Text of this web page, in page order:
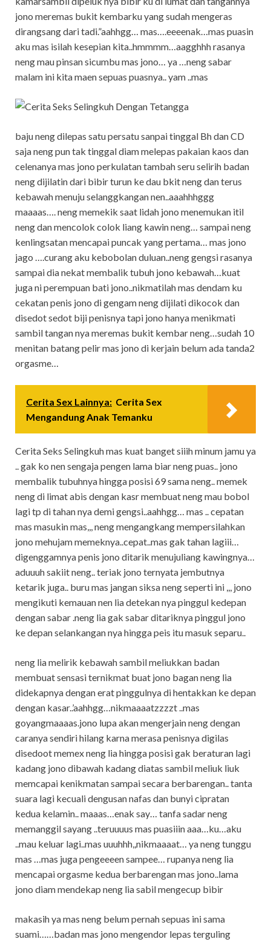
jono meremas bukit kembarku yang sudah mengeras
dirangsang dari tadi.”aahhgg… mas….eeeenak…mas puasin
aku mas isilah kesepian kita..hmmmm…aagghhh rasanya
neng mau pinsan sicumbu mas jono… ya …neng sabar
malam ini kita maen sepuas puasnya.. yam ..mas
baju neng dilepas satu persatu sanpai tinggal Bh dan CD
saja neng pun tak tinggal diam melepas pakaian kaos dan
celenanya mas jono perkulatan tambah seru selirih badan
neng dijilatin dari bibir turun ke dau bkit neng dan terus
kebawah menuju selanggkangan nen..aaahhhggg
maaaas…. neng memekik saat lidah jono menemukan itil
neng dan mencolok colok liang kawin neng… sampai neng
kenlingsatan mencapai puncak yang pertama… mas jono
jago ….curang aku kebobolan duluan..neng gengsi rasanya
sampai dia nekat membalik tubuh jono kebawah…kuat
juga ni perempuan bati jono..nikmatilah mas dendam ku
cekatan penis jono di gengam neng dijilati dikocok dan
disedot sedot biji penisnya tapi jono hanya menikmati
sambil tangan nya meremas bukit kembar neng…sudah 10
menitan batang pelir mas jono di kerjain belum ada tanda2
orgasme…
Cerita Sex Lainnya: Cerita Sex
Mengandung Anak Temanku
Cerita Seks Selingkuh mas kuat banget siiih minum jamu ya
.. gak ko nen sengaja pengen lama biar neng puas.. jono
membalik tubuhnya hingga posisi 69 sama neng.. memek
neng di limat abis dengan kasr membuat neng mau bobol
lagi tp di tahan nya demi gengsi..aahhgg… mas .. cepatan
mas masukin mas,,, neng mengangkang mempersilahkan
jono mehujam memeknya..cepat..mas gak tahan lagiii…
digenggamnya penis jono ditarik menujuliang kawingnya…
aduuuh sakiit neng.. teriak jono ternyata jembutnya
ketarik juga.. buru mas jangan siksa neng seperti ini ,,, jono
mengikuti kemauan nen lia detekan nya pinggul kedepan
dengan sabar .neng lia gak sabar ditariknya pinggul jono
ke depan selankangan nya hingga peis itu masuk separu..
neng lia melirik kebawah sambil meliukkan badan
membuat sensasi ternikmat buat jono bagan neng lia
didekapnya dengan erat pinggulnya di hentakkan ke depan
dengan kasar..’aahhgg…nikmaaaatzzzzt ..mas
goyangmaaaas.jono lupa akan mengerjain neng dengan
caranya sendiri hilang karna merasa penisnya digilas
disedoot memex neng lia hingga posisi gak beraturan lagi
kadang jono dibawah kadang diatas sambil meliuk liuk
memcapai kenikmatan sampai secara berbarengan.. tanta
suara lagi kecuali dengusan nafas dan bunyi cipratan
kedua kelamin.. maaas…enak say… tanfa sadar neng
memanggil sayang ..teruuuus mas puasiiin aaa…ku…aku
..mau keluar lagi..mas uuuhhh,,nikmaaaat… ya neng tunggu
mas …mas juga pengeeeen sampee… rupanya neng lia
mencapai orgasme kedua berbarengan mas jono..lama
jono diam mendekap neng lia sabil mengecup bibir
makasih ya mas neng belum pernah sepuas ini sama
suami……badan mas jono mengendor lepas terguling